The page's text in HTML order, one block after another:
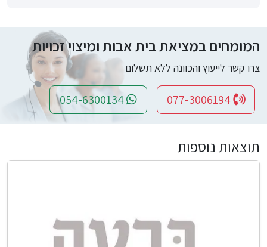
המומחים במציאת בית אבות ומיצוי זכויות
צרו קשר לייעוץ והכוונה ללא תשלום
תוצאות נוספות